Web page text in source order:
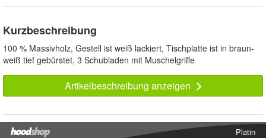
Kurzbeschreibung
100 % Massivholz, Gestell ist weiß lackiert, Tischplatte ist in braun-
weiß tief gebürstet, 3 Schubladen mit Muschelgriffe
Artikelbeschreibung anzeigen
Platin